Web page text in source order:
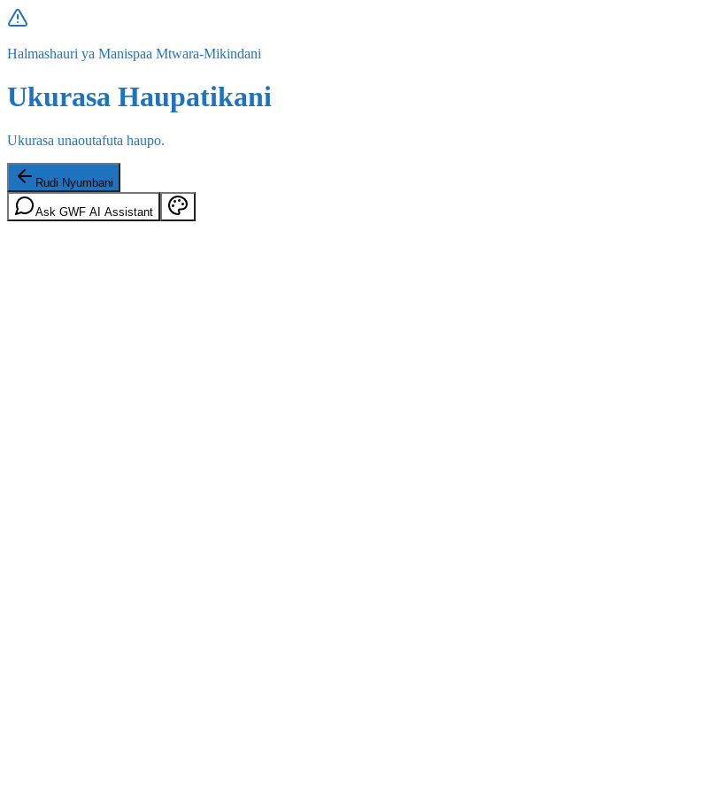
Halmashauri ya Manispaa Mtwara-Mikindani
Ukurasa Haupatikani
Ukurasa unaoutafuta haupo.
Rudi Nyumbani
Ask GWF AI Assistant